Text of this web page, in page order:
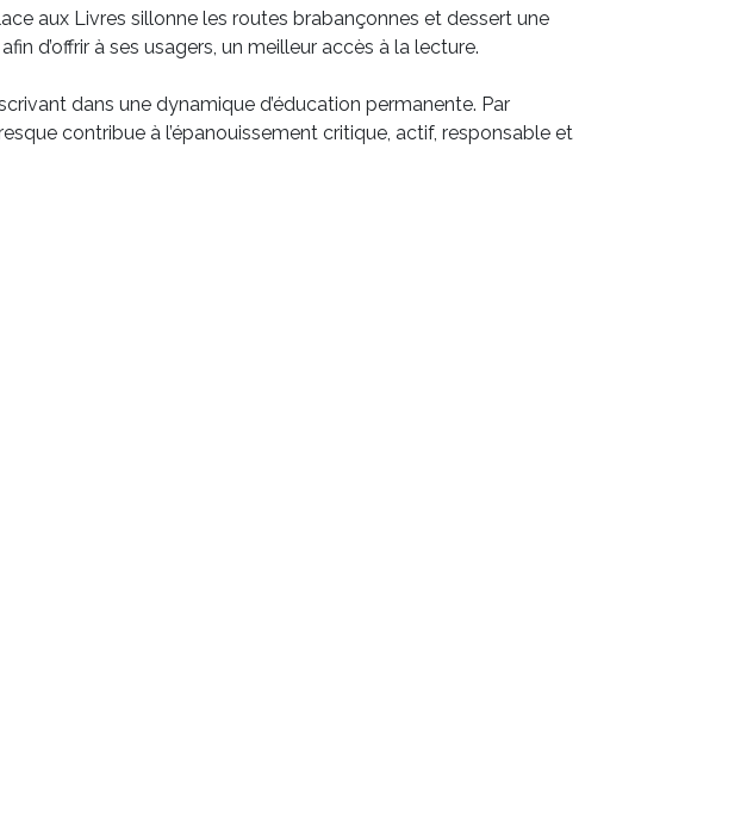
aux Livres sillonne les routes brabançonnes et dessert une
d’offrir à ses usagers, un meilleur accès à la lecture.
dans une dynamique d’éducation permanente. Par
contribue à l’épanouissement critique, actif, responsable et